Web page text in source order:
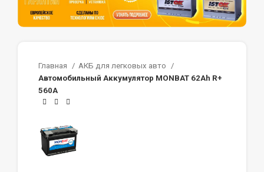
Главная
АКБ для легковых авто
Автомобильный Аккумулятор MONBAT 62Ah R+
560A